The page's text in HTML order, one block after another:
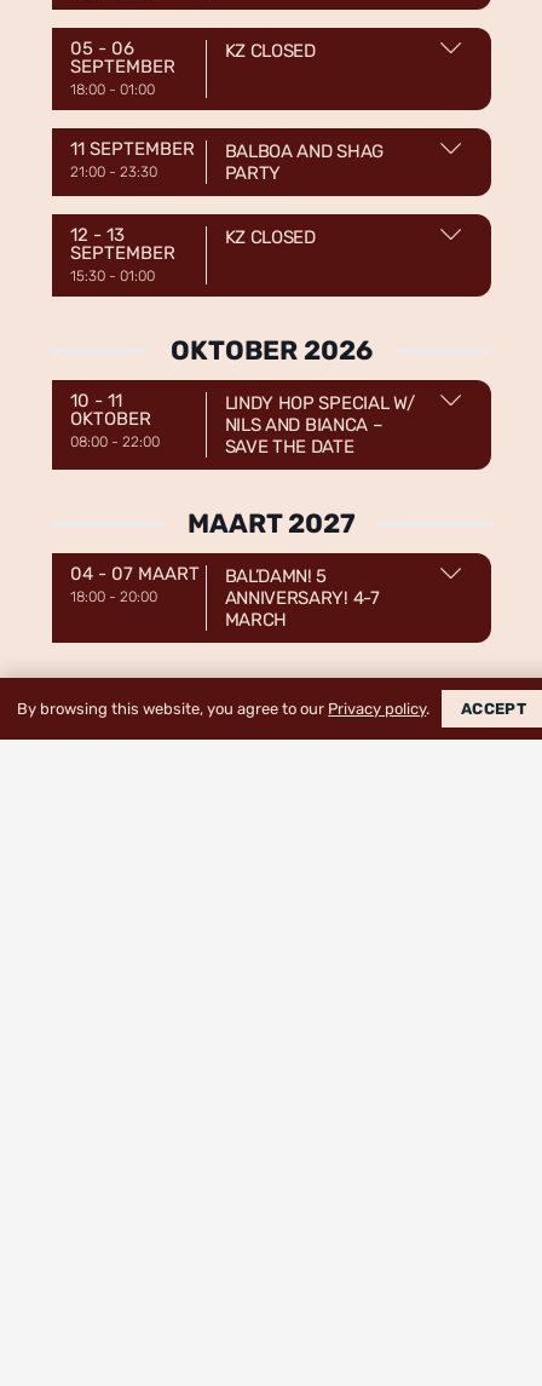
05 - 06
SEPTEMBER
18:00- 01:00
KZ CLOSED
11 SEPTEMBER
21:00- 23:30
BALBOA AND SHAG
PARTY
12 - 13
SEPTEMBER
15:30- 01:00
KZ CLOSED
OKTOBER 2026
10 - 11
OKTOBER
08:00- 22:00
LINDY HOP SPECIAL W/
NILS AND BIANCA –
SAVE THE DATE
MAART 2027
04 - 07 MAART
18:00- 20:00
BAL’DAMN! 5
ANNIVERSARY! 4-7
MARCH
By browsing this website, you agree to our Privacy policy. ACCEPT